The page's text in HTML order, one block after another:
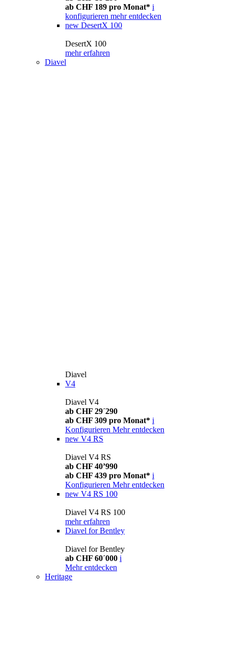
ab CHF 189 pro Monat* i
konfigurieren mehr entdecken
new DesertX 100
DesertX 100
mehr erfahren
Diavel
Diavel
V4
Diavel V4
ab CHF 29´290
ab CHF 309 pro Monat* i
Konfigurieren Mehr entdecken
new V4 RS
Diavel V4 RS
ab CHF 40’990
ab CHF 439 pro Monat* i
Konfigurieren Mehr entdecken
new V4 RS 100
Diavel V4 RS 100
mehr erfahren
Diavel for Bentley
Diavel for Bentley
ab CHF 60´000 i
Mehr entdecken
Heritage